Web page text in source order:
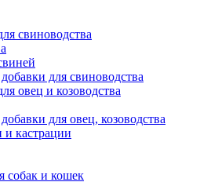
свиноводства
для свиноводства
овец и козоводства
для овец, козоводства
кастрации
собак и кошек